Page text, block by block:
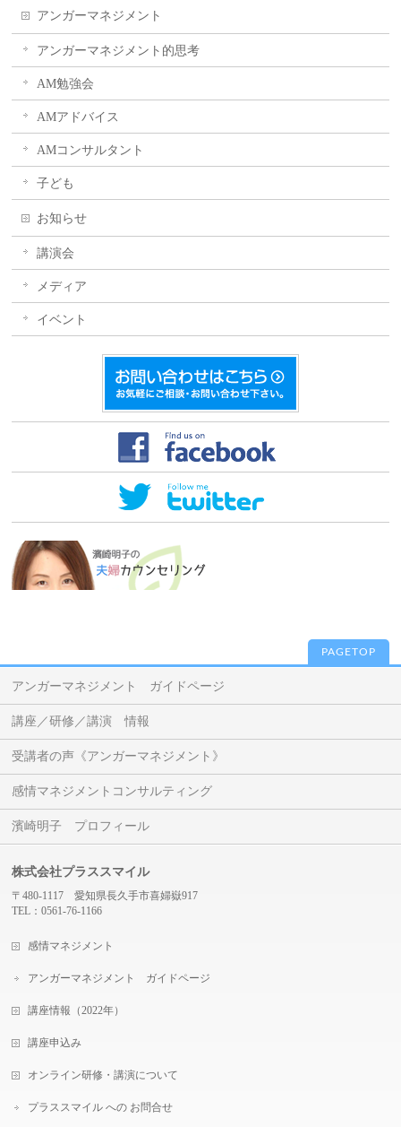
アンガーマネジメント
アンガーマネジメント的思考
AM勉強会
AMアドバイス
AMコンサルタント
子ども
お知らせ
講演会
メディア
イベント
PAGETOP
アンガーマネジメント ガイドページ
講座／研修／講演 情報
受講者の声《アンガーマネジメント》
感情マネジメントコンサルティング
濱崎明子 プロフィール
株式会社プラススマイル
〒480-1117 愛知県長久手市喜婦嶽917
TEL：0561-76-1166
感情マネジメント
アンガーマネジメント ガイドページ
講座情報（2022年）
講座申込み
オンライン研修・講演について
プラススマイル への お問合せ